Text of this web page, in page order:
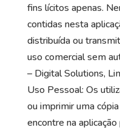
fins lícitos apenas.
contidas nesta
distribuída ou
uso comercial sem
– Digital Solutions,
Uso Pessoal: Os
ou imprimir uma
encontre na